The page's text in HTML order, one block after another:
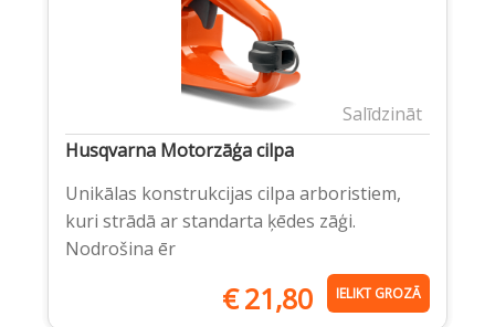
Salīdzināt
Husqvarna Motorzāģa cilpa
Unikālas konstrukcijas cilpa arboristiem,
kuri strādā ar standarta ķēdes zāģi.
Nodrošina ēr
€21,80 IELIKT GROZĀ